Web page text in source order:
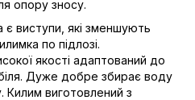
опору зносу.
виступи, які зменшують
по підлозі.
якості адаптований до
Дуже добре збирає воду
Килим виготовлений з